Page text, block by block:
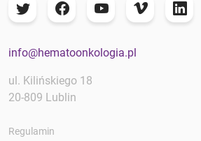
info@hematoonkologia.pl
ul. Kilińskiego 18
20-809 Lublin
Regulamin